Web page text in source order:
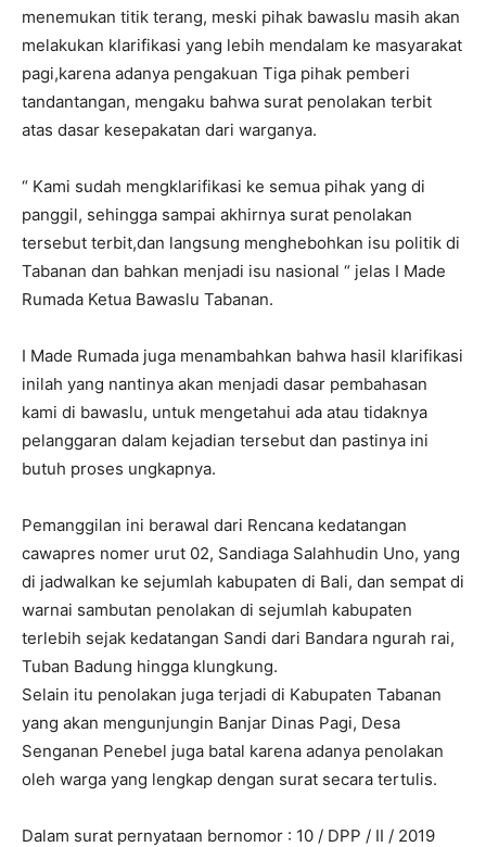
menemukan titik terang, meski pihak bawaslu masih akan
melakukan klarifikasi yang lebih mendalam ke masyarakat
pagi,karena adanya pengakuan Tiga pihak pemberi
tandantangan, mengaku bahwa surat penolakan terbit
atas dasar kesepakatan dari warganya.
“ Kami sudah mengklarifikasi ke semua pihak yang di
panggil, sehingga sampai akhirnya surat penolakan
tersebut terbit,dan langsung menghebohkan isu politik di
Tabanan dan bahkan menjadi isu nasional “ jelas I Made
Rumada Ketua Bawaslu Tabanan.
I Made Rumada juga menambahkan bahwa hasil klarifikasi
inilah yang nantinya akan menjadi dasar pembahasan
kami di bawaslu, untuk mengetahui ada atau tidaknya
pelanggaran dalam kejadian tersebut dan pastinya ini
butuh proses ungkapnya.
Pemanggilan ini berawal dari Rencana kedatangan
cawapres nomer urut 02, Sandiaga Salahhudin Uno, yang
di jadwalkan ke sejumlah kabupaten di Bali, dan sempat di
warnai sambutan penolakan di sejumlah kabupaten
terlebih sejak kedatangan Sandi dari Bandara ngurah rai,
Tuban Badung hingga klungkung.
Selain itu penolakan juga terjadi di Kabupaten Tabanan
yang akan mengunjungin Banjar Dinas Pagi, Desa
Senganan Penebel juga batal karena adanya penolakan
oleh warga yang lengkap dengan surat secara tertulis.
Dalam surat pernyataan bernomor : 10 / DPP / II / 2019